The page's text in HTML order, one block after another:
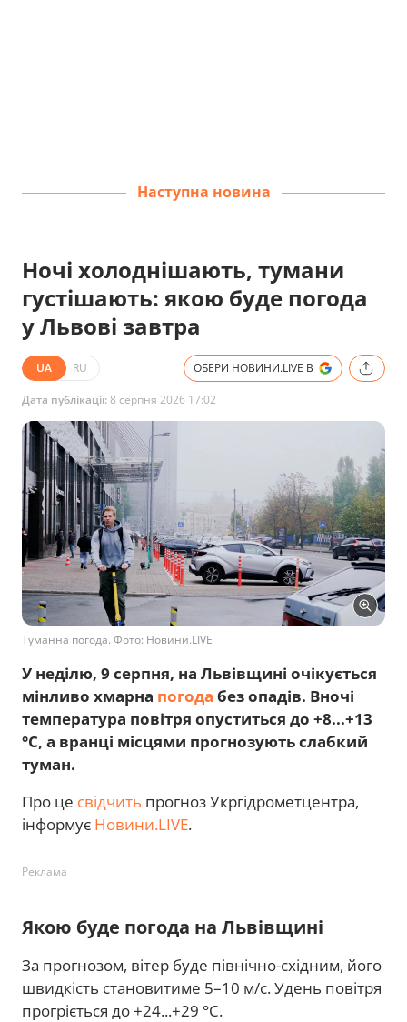
Наступна новина
Ночі холоднішають, тумани
густішають: якою буде погода
у Львові завтра
UA RU ОБЕРИ НОВИНИ.LIVE В
Дата публікації:8 серпня 2026 17:02
Туманна погода. Фото: Новини.LIVE
У неділю, 9 серпня, на Львівщині очікується
мінливо хмарна погода без опадів. Вночі
температура повітря опуститься до +8...+13
°C, а вранці місцями прогнозують слабкий
туман.
Про це свідчить прогноз Укргідрометцентра,
інформує Новини.LIVE.
Реклама
Якою буде погода на Львівщині
За прогнозом, вітер буде північно-східним, його
швидкість становитиме 5–10 м/с. Удень повітря
прогріється до +24...+29 °C.